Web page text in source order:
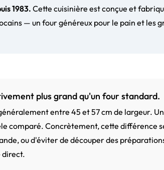
1983. Cette cuisinière est conçue et
— un four généreux pour le pain et les
plus grand qu'un four standard.
entre 45 et 57 cm de largeur.
comparé. Concrètement, cette différence
ou d'éviter de découper des
direct.